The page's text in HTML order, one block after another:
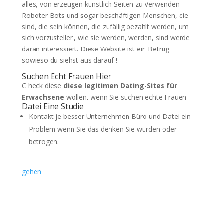
alles, von erzeugen künstlich Seiten zu Verwenden
Roboter Bots und sogar beschäftigen Menschen, die
sind, die sein können, die zufällig bezahlt werden, um
sich vorzustellen, wie sie werden, werden, sind werde
daran interessiert. Diese Website ist ein Betrug
sowieso du siehst aus darauf !
Suchen Echt Frauen Hier
C heck diese diese legitimen Dating-Sites für
Erwachsene wollen, wenn Sie suchen echte Frauen
Datei Eine Studie
Kontakt je besser Unternehmen Büro und Datei ein
Problem wenn Sie das denken Sie wurden oder
betrogen.
gehen